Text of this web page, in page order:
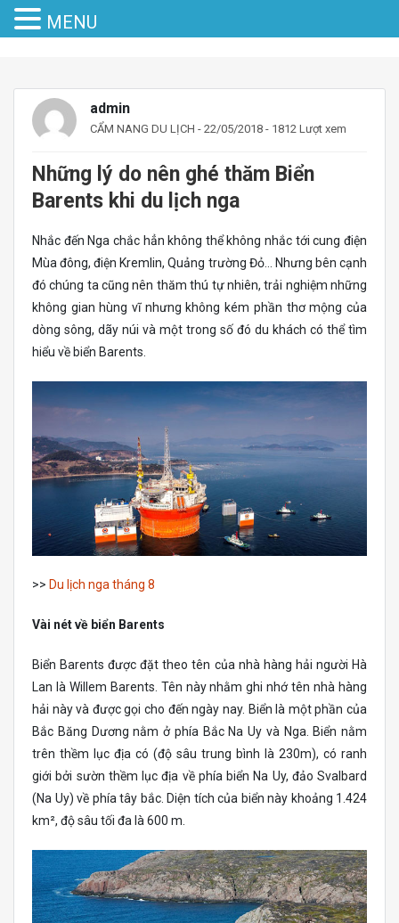
admin
CẨM NANG DU LỊCH - 22/05/2018 - 1812 Lượt xem
Những lý do nên ghé thăm Biển
Barents khi du lịch nga
Nhắc đến Nga chắc hẳn không thể không nhắc tới cung điện
Mùa đông, điện Kremlin, Quảng trường Đỏ… Nhưng bên cạnh
đó chúng ta cũng nên thăm thú tự nhiên, trải nghiệm những
không gian hùng vĩ nhưng không kém phần thơ mộng của
dòng sông, dãy núi và một trong số đó du khách có thể tìm
hiểu về biển Barents.
>> Du lịch nga tháng 8
Vài nét về biển Barents
Biển Barents được đặt theo tên của nhà hàng hải người Hà
Lan là Willem Barents. Tên này nhằm ghi nhớ tên nhà hàng
hải này và được gọi cho đến ngày nay. Biển là một phần của
Bắc Băng Dương nằm ở phía Bắc Na Uy và Nga. Biển nằm
trên thềm lục địa có (độ sâu trung bình là 230m), có ranh
giới bởi sườn thềm lục địa về phía biển Na Uy, đảo Svalbard
(Na Uy) về phía tây bắc. Diện tích của biển này khoảng 1.424
km², độ sâu tối đa là 600 m.
MENU